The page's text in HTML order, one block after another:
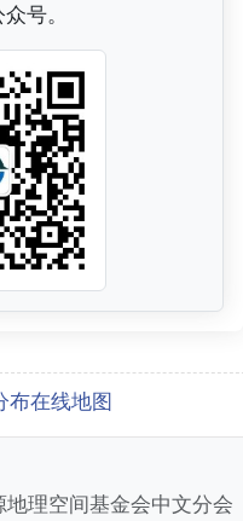
号。
布在线地图
理空间基金会中文分会